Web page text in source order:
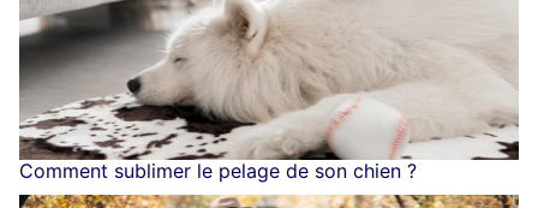
Comment sublimer le pelage de son chien ?